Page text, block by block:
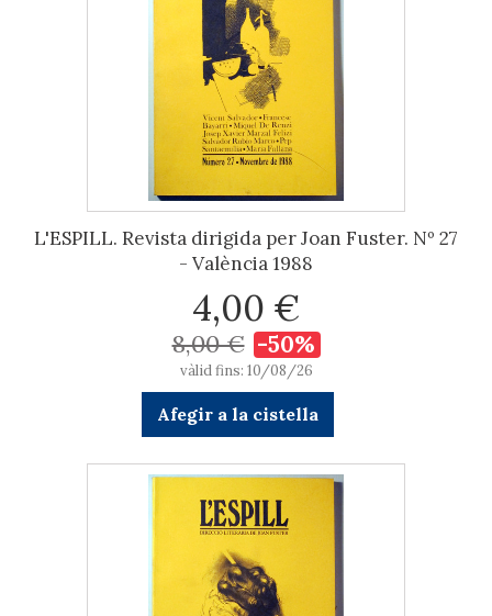
L'ESPILL. Revista dirigida per Joan Fuster. Nº 27
- València 1988
4,00 €
8,00 € -50%
vàlid fins: 10/08/26
Afegir a la cistella